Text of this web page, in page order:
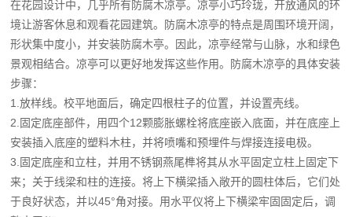
在花园设计中，几乎所有防腐木凉亭。凉亭小巧玲珑，开放通风的环
境让游客休息和观看花园建筑。防腐木凉亭的特点是周围环境开阔，
形状集中度小，并安装防腐木亭。因此，凉亭经常与山脉，水和绿色
景观相结合。凉亭可以更好地发挥这些作用。防腐木凉亭的具体安装
步骤：
1.放样线。校平地面后，确定四根柱子的位置，并设置壳线。
2.固定底座部件，用四个12颗膨胀螺栓将底座嵌入底面，并在底座上
安装插入底座的塑料木柱，并将喷嘴和预埋件与焊接连接电极。
3.固定底座和立柱，并用不锈钢燕尾榫将其从水平固定立柱上固定下
来；关于线梁和柱的连接。将上下横梁插入敞开的圆柱体后，它们处
于良好状态，并以45°角对接。用水平仪将上下横梁牢固固定后，调